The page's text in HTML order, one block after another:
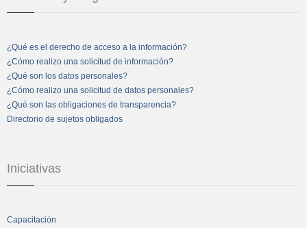
¿Qué es el derecho de acceso a la información?
¿Cómo realizo una solicitud de información?
¿Qué son los datos personales?
¿Cómo realizo una solicitud de datos personales?
¿Qué son las obligaciones de transparencia?
Directorio de sujetos obligados
Iniciativas
Capacitación